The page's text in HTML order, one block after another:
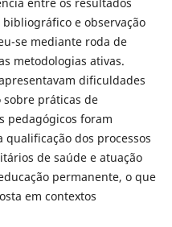
entre os resultados
e observação
se mediante roda de
metodologias ativas.
dificuldades
sobre práticas de
pedagógicos foram
dos processos
de saúde e atuação
permanente, o que
em contextos